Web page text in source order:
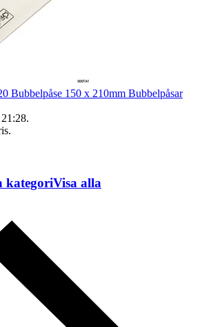
Bubbelpåse 150 x 210mm Bubbelpåsar
.
.
kategoriVisa alla